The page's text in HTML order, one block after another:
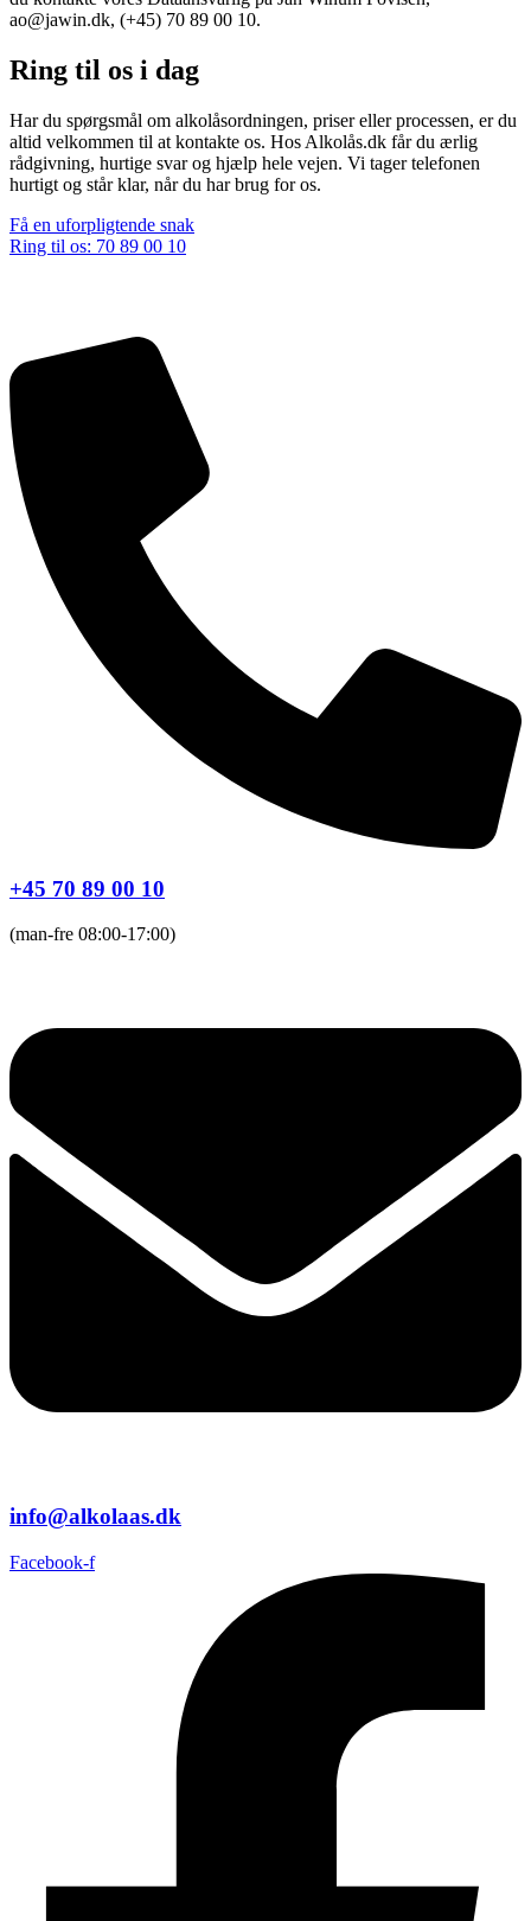
ao@jawin.dk, (+45) 70 89 00 10.
Ring til os i dag
Har du spørgsmål om alkolåsordningen, priser eller processen, er du
altid velkommen til at kontakte os. Hos Alkolås.dk får du ærlig
rådgivning, hurtige svar og hjælp hele vejen. Vi tager telefonen
hurtigt og står klar, når du har brug for os.
Få en uforpligtende snak
Ring til os: 70 89 00 10
+45 70 89 00 10
(man-fre 08:00-17:00)
info@alkolaas.dk
Facebook-f